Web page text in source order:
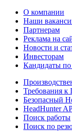
О компании
Наши
Партнерам
Реклама на
Новости и
Инвесторам
Кандидаты
Требования
Безопасный
HeadHunter
Поиск работы
Поиск по